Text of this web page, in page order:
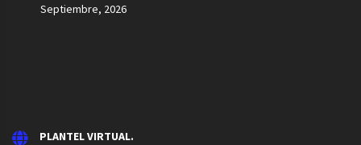
Septiembre, 2026
PLANTEL VIRTUAL.